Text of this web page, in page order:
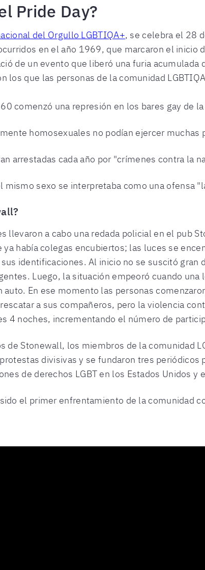
Pride Day?
del Orgullo LGBTIQA+, se celebra el 28
en el año 1969, que marcaron el
de un evento que liberó una furia
los que las personas de la comunidad
comenzó una represión en los bares gay de la
homosexuales no podían ejercer
arrestadas cada año por "crímenes contra la
mismo sexo se interpretaba como una ofensa
llevaron a cabo una redada policial en el pub
ya había colegas encubiertos; las luces se
identificaciones. Al inicio no se suscitó
Luego, la situación empeoró cuando
En ese momento las personas
a sus compañeros, pero la violencia
4 noches, incrementando el número de
de Stonewall, los miembros de la comunidad
divisivas y se fundaron tres
de derechos LGBT en los Estados Unidos y
el primer enfrentamiento de la comunidad